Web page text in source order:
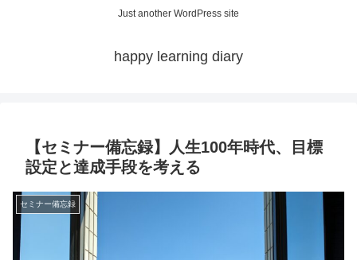
Just another WordPress site
happy learning diary
【セミナー備忘録】人生100年時代、目標
設定と達成手段を考える
セミナー備忘録